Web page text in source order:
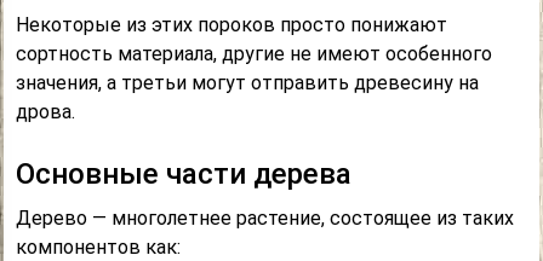
Некоторые из этих пороков просто понижают
сортность материала, другие не имеют особенного
значения, а третьи могут отправить древесину на
дрова.
Основные части дерева
Дерево — многолетнее растение, состоящее из таких
компонентов как: